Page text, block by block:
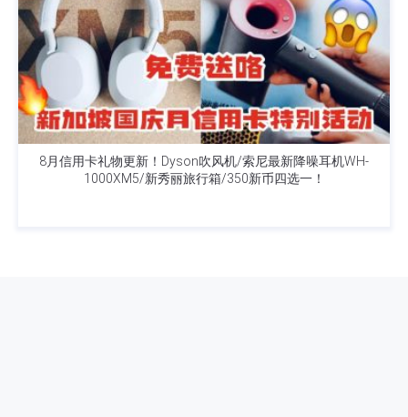
8月信用卡礼物更新！Dyson吹风机/索尼最新降噪耳机WH-
1000XM5/新秀丽旅行箱/350新币四选一！